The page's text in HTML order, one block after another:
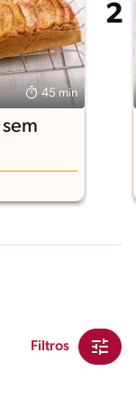
45 min
Filtros